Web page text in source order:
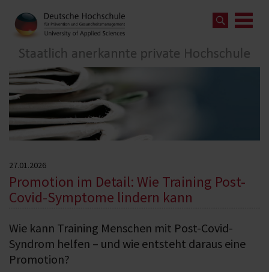
27.01.2026
Promotion im Detail: Wie Training Post-
Covid-Symptome lindern kann
Wie kann Training Menschen mit Post-Covid-
Syndrom helfen – und wie entsteht daraus eine
Promotion?